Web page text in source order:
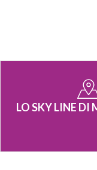
LO SKY LINE DI